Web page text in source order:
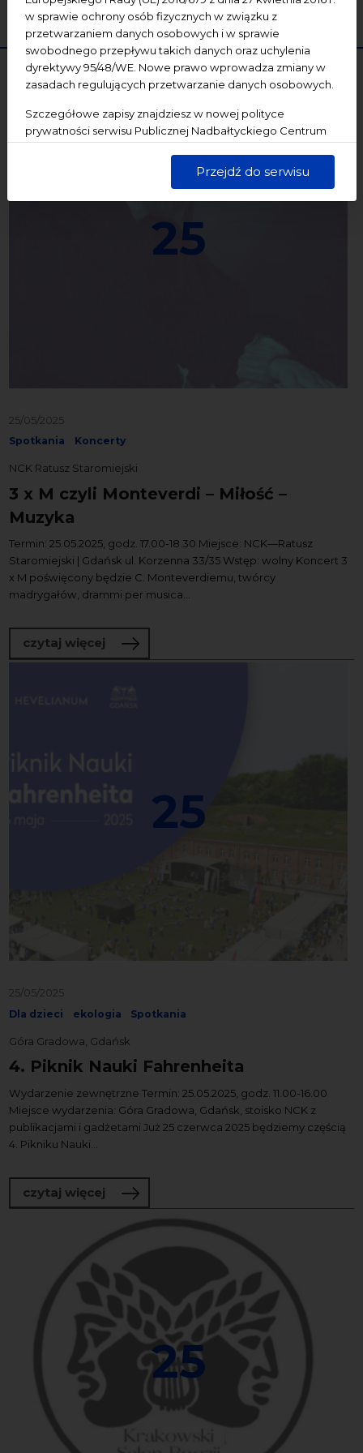
w sprawie ochrony osób fizycznych w związku z
przetwarzaniem danych osobowych i w sprawie
swobodnego przepływu takich danych oraz uchylenia
dyrektywy 95/48/WE. Nowe prawo wprowadza zmiany w
zasadach regulujących przetwarzanie danych osobowych.
Szczegółowe zapisy znajdziesz w nowej polityce
prywatności serwisu Publicznej Nadbałtyckiego Centrum
dane są przetwarzane w sposób bezpieczny, z należytą
starannością i zgodnie z obowiązującymi przepisami.
Przejdź do serwisu
WYCZYŚĆ SZUKAJ
25
25/05/2025
Spotkania Koncerty
NCK Ratusz Staromiejski
3 x M czyli Monteverdi – Miłość –
Muzyka
Termin: 25.05.2025, godz. 17.00-18.30 Miejsce: NCK—Ratusz
Staromiejski | Gdańsk ul. Korzenna 33/35 Wstęp: wolny Koncert 3
x M poświęcony będzie C. Monteverdiemu, twórcy
madrygałów, drammi per musica...
czytaj więcej o 3 x M czyli Monteverdi – Miłość –
25
25/05/2025
Dla dzieci ekologia Spotkania
Góra Gradowa, Gdańsk
4. Piknik Nauki Fahrenheita
Wydarzenie zewnętrzne Termin: 25.05.2025, godz. 11.00-16.00
Miejsce wydarzenia: Góra Gradowa, Gdańsk, stoisko NCK z
publikacjami i gadżetami Już 25 czerwca 2025 będziemy częścią
4. Pikniku Nauki...
czytaj więcej o 4. Piknik Nauki Fahrenheita
25